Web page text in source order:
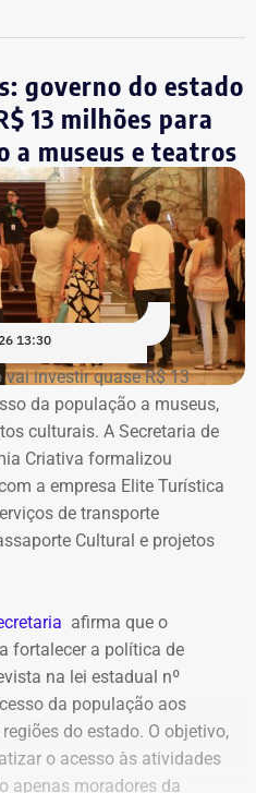
governo do estado
13 milhões para
museus e teatros
13:30
vai investir quase R$ 13
da população a museus,
culturais. A Secretaria de
Criativa formalizou
a empresa Elite Turística
de transporte
Cultural e projetos
afirma que o
fortalecer a política de
na lei estadual nº
da população aos
do estado. O objetivo,
o acesso às atividades
apenas moradores da